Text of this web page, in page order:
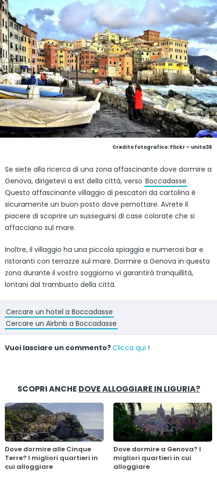
Credito fotografico: Flickr – unita36
Se siete alla ricerca di una zona affascinante dove dormire a
Genova, dirigetevi a est della città, verso Boccadasse .
Questo affascinante villaggio di pescatori da cartolina è
sicuramente un buon posto dove pernottare. Avrete il
piacere di scoprire un susseguirsi di case colorate che si
affacciano sul mare.
Inoltre, il villaggio ha una piccola spiaggia e numerosi bar e
ristoranti con terrazze sul mare. Dormire a Genova in questa
zona durante il vostro soggiorno vi garantirà tranquillità,
lontani dal trambusto della città.
Cercare un hotel a Boccadasse
Cercare un Airbnb a Boccadasse
Vuoi lasciare un commento?Clicca qui !
SCOPRI ANCHE DOVE ALLOGGIARE IN LIGURIA?
Dove dormire alle Cinque
Terre? I migliori quartieri in
cui alloggiare
Dove dormire a Genova? I
migliori quartieri in cui
alloggiare